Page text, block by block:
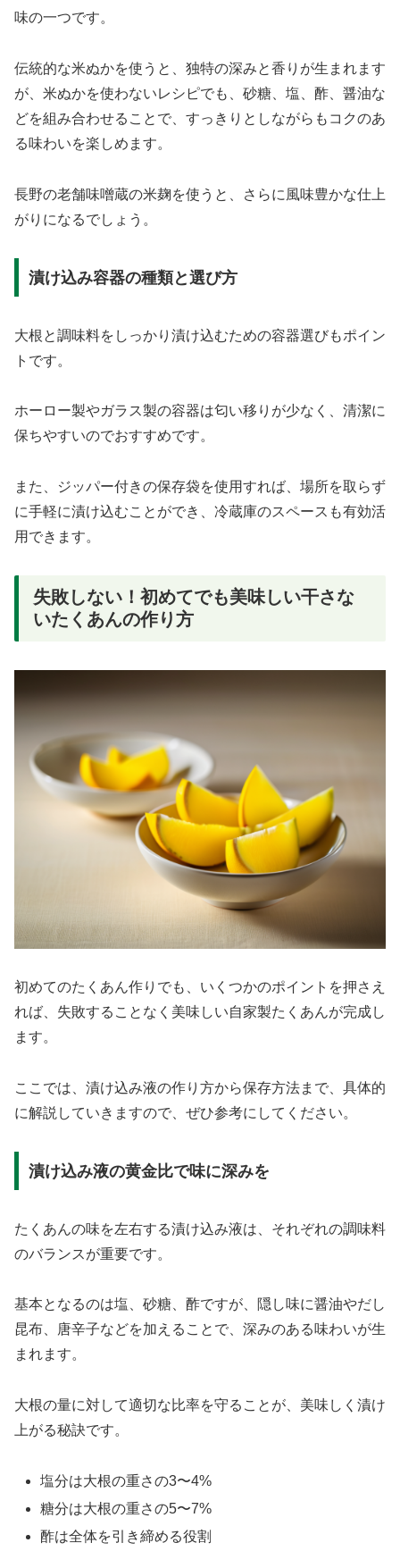
味の一つです。
伝統的な米ぬかを使うと、独特の深みと香りが生まれます
が、米ぬかを使わないレシピでも、砂糖、塩、酢、醤油な
どを組み合わせることで、すっきりとしながらもコクのあ
る味わいを楽しめます。
長野の老舗味噌蔵の米麹を使うと、さらに風味豊かな仕上
がりになるでしょう。
漬け込み容器の種類と選び方
大根と調味料をしっかり漬け込むための容器選びもポイン
トです。
ホーロー製やガラス製の容器は匂い移りが少なく、清潔に
保ちやすいのでおすすめです。
また、ジッパー付きの保存袋を使用すれば、場所を取らず
に手軽に漬け込むことができ、冷蔵庫のスペースも有効活
用できます。
失敗しない！初めてでも美味しい干さな
いたくあんの作り方
初めてのたくあん作りでも、いくつかのポイントを押さえ
れば、失敗することなく美味しい自家製たくあんが完成し
ます。
ここでは、漬け込み液の作り方から保存方法まで、具体的
に解説していきますので、ぜひ参考にしてください。
漬け込み液の黄金比で味に深みを
たくあんの味を左右する漬け込み液は、それぞれの調味料
のバランスが重要です。
基本となるのは塩、砂糖、酢ですが、隠し味に醤油やだし
昆布、唐辛子などを加えることで、深みのある味わいが生
まれます。
大根の量に対して適切な比率を守ることが、美味しく漬け
上がる秘訣です。
塩分は大根の重さの3〜4%
糖分は大根の重さの5〜7%
酢は全体を引き締める役割